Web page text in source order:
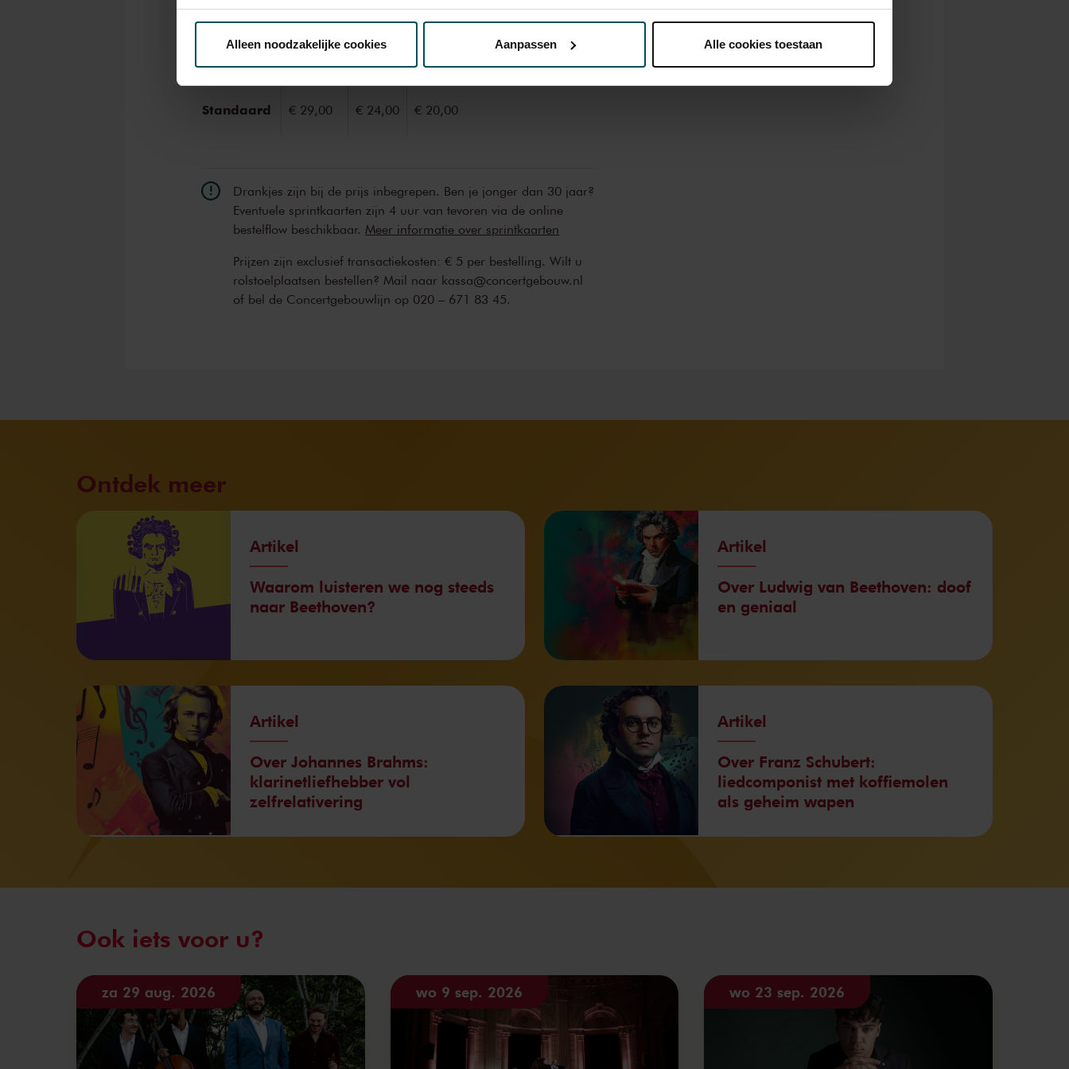
Via decookieverklaringop onze website kunt u uw toestemming op elk moment wijzigen of intrekken.
We werken samen met32 derdendie uw gegevens kunnen ontvangen en verwerken.
Alleen noodzakelijke cookies Aanpassen Alle cookies toestaan
1+
1
Standaard € 29,00 € 24,00 € 20,00
Drankjes zijn bij de prijs inbegrepen. Ben je jonger dan 30 jaar?
Eventuele sprintkaarten zijn 4 uur van tevoren via de online
bestelflow beschikbaar. Meer informatie over sprintkaarten
Prijzen zijn exclusief transactiekosten: € 5 per bestelling. Wilt u
rolstoelplaatsen bestellen? Mail naar kassa@concertgebouw.nl
of bel de Concertgebouwlijn op 020 – 671 83 45.
Ontdek meer
Artikel
Waarom luisteren we nog steeds
naar Beethoven?
Artikel
Over Ludwig van Beethoven: doof
en geniaal
Artikel
Over Johannes Brahms:
klarinetliefhebber vol
zelfrelativering
Artikel
Over Franz Schubert:
liedcomponist met koffiemolen
als geheim wapen
Ook iets voor u?
za 29 aug. 2026 wo 9 sep. 2026 wo 23 sep. 2026